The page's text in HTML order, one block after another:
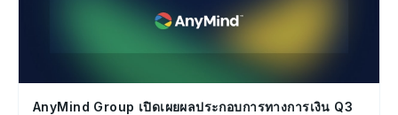
AnyMind Group เปิดเผยผลประกอบการทางการเงิน Q3